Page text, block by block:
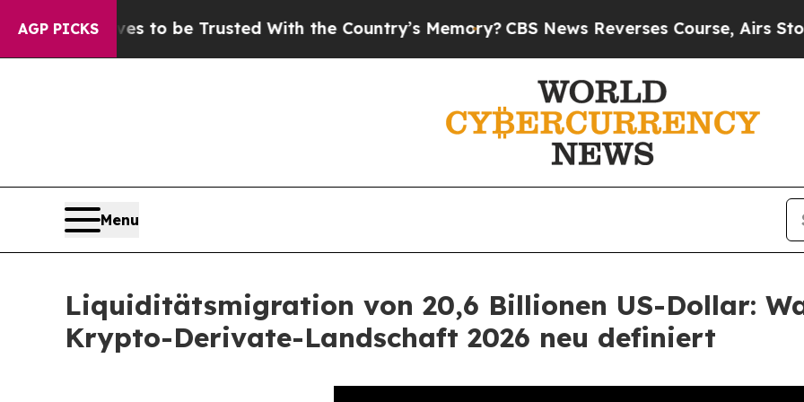
AGP PICKS
to be Trusted With the Country’s Memory?CBS News Reverses Course, Airs Story on 9/11
Menu
Liquiditätsmigration von 20,6 Billionen US-Dollar:
Krypto-Derivate-Landschaft 2026 neu definiert